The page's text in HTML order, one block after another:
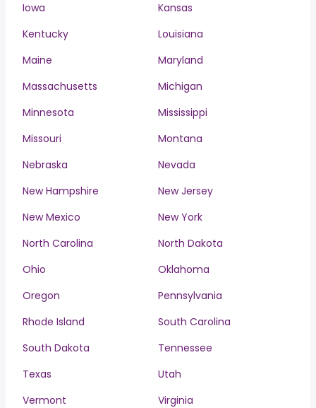
Iowa
Kansas
Kentucky
Louisiana
Maine
Maryland
Massachusetts
Michigan
Minnesota
Mississippi
Missouri
Montana
Nebraska
Nevada
New Hampshire
New Jersey
New Mexico
New York
North Carolina
North Dakota
Ohio
Oklahoma
Oregon
Pennsylvania
Rhode Island
South Carolina
South Dakota
Tennessee
Texas
Utah
Vermont
Virginia